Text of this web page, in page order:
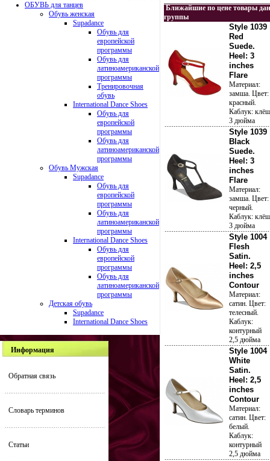
ОБУВЬ для танцев
Обувь женская
Supadance
Обувь для
европейской
программы
Обувь для
латиноамериканской
программы
Тренировочная
обувь
International Dance Shoes
Обувь для
европейской
программы
Обувь для
латиноамериканской
программы
Обувь Мужская
Supadance
Обувь для
европейской
программы
Обувь для
латиноамериканской
программы
International Dance Shoes
Обувь для
европейской
программы
Обувь для
латиноамериканской
программы
Детская обувь
Supadance
International Dance Shoes
Информация
Обратная связь
Словарь терминов
Статьи
Ближайшие по цене товары
группы
Style 1039
Red
Suede.
Heel: 3
inches
Flare
Материал:
замша. Цвет:
красный.
Каблук: клёш
3 дюйма
Style 1039
Black
Suede.
Heel: 3
inches
Flare
Материал:
замша. Цвет:
черный.
Каблук: клёш
3 дюйма
Style 1004
Flesh
Satin.
Heel: 2,5
inches
Contour
Материал:
сатин. Цвет:
телесный.
Каблук:
контурный
2,5 дюйма
Style 1004
White
Satin.
Heel: 2,5
inches
Contour
Материал:
сатин. Цвет:
белый.
Каблук:
контурный
2,5 дюйма